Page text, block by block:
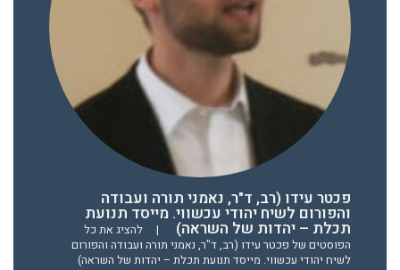
פכטר עידו (רב, ד"ר, נאמני תורה ועבודה
והפורום לשיח יהודי עכשווי. מייסד תנועת
תכלת – יהדות של השראה) |
להציג את כל
הפוסטים של פכטר עידו (רב, ד"ר, נאמני תורה ועבודה והפורום
לשיח יהודי עכשווי. מייסד תנועת תכלת – יהדות של השראה)